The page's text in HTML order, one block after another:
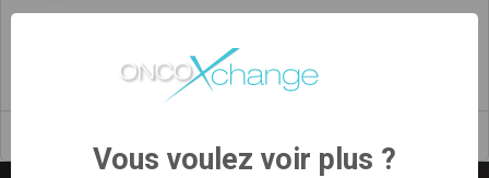
Commentaires(0)
Vous voulez voir plus ?